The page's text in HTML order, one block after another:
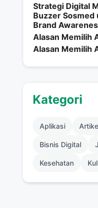
Strategi Digital
Buzzer
Brand
Alasan Memilih
Alasan Memilih
Kategori
Aplikasi
Bisnis Digital
Kesehatan